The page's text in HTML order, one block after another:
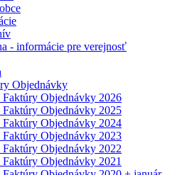
- informácie pre verejnosť
Objednávky
Objednávky 2026
Objednávky 2025
Objednávky 2024
Objednávky 2023
Objednávky 2022
Objednávky 2021